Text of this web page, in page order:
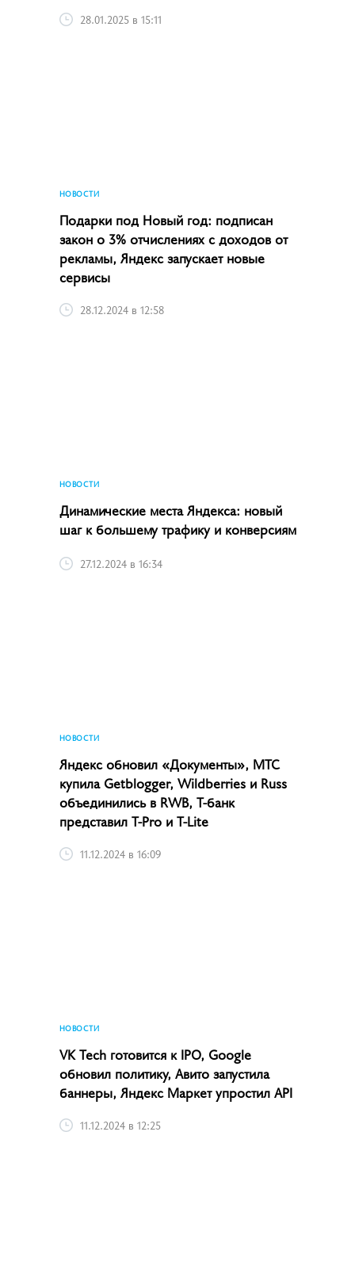
28.01.2025 в 15:11
НОВОСТИ
Подарки под Новый год: подписан
закон о 3% отчислениях с доходов от
рекламы, Яндекс запускает новые
сервисы
28.12.2024 в 12:58
НОВОСТИ
Динамические места Яндекса: новый
шаг к большему трафику и конверсиям
27.12.2024 в 16:34
НОВОСТИ
Яндекс обновил «Документы», МТС
купила Getblogger, Wildberries и Russ
объединились в RWB, Т-банк
представил T-Pro и T-Lite
11.12.2024 в 16:09
НОВОСТИ
VK Tech готовится к IPO, Google
обновил политику, Авито запустила
баннеры, Яндекс Маркет упростил API
11.12.2024 в 12:25